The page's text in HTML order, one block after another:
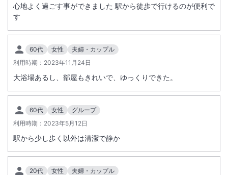
心地よく過ごす事ができました 駅から徒歩で行けるのが便利で
す
60代 女性
夫婦・カップル
利用時期： 2023年11月24日
大浴場あるし、部屋もきれいで、ゆっくりできた。
60代 女性
グループ
利用時期： 2023年5月12日
駅から少し歩く以外は清潔で静か
20代 女性
夫婦・カップル